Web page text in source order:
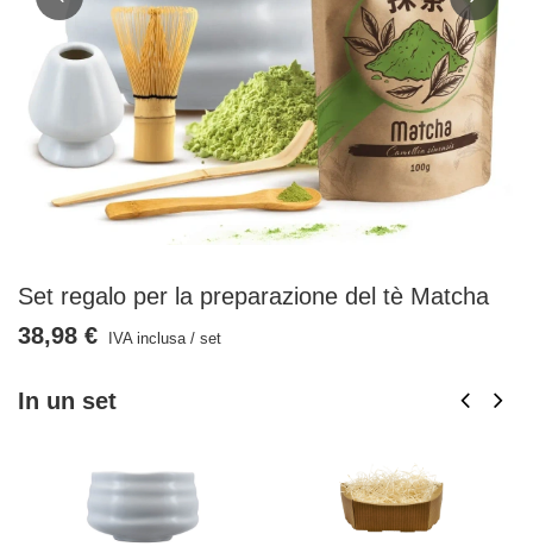
Set regalo per la preparazione del tè Matcha
In un set
38,98 € IVA inclusa/ set